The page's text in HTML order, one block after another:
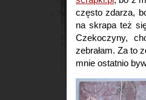
często zdarza,
na skrapa też
Czekoczyny,
zebrałam. Za to
mnie ostatnio